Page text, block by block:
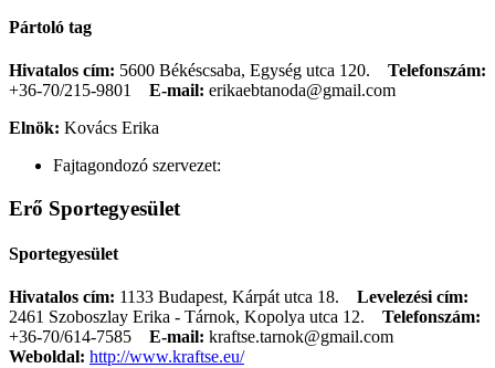
Pártoló tag
Hivatalos cím: 5600 Békéscsaba, Egység utca 120. Telefonszám:
+36-70/215-9801
E-mail: erikaebtanoda@gmail.com
Elnök: Kovács Erika
Fajtagondozó szervezet:
Erő Sportegyesület
Sportegyesület
Hivatalos cím: 1133 Budapest, Kárpát utca 18. Levelezési cím:
2461 Szoboszlay Erika - Tárnok, Kopolya utca 12.
Telefonszám:
+36-70/614-7585
E-mail: kraftse.tarnok@gmail.com
Weboldal: http://www.kraftse.eu/